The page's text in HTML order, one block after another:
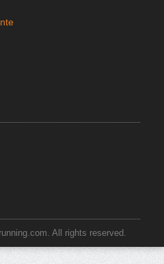
All rights reserved.